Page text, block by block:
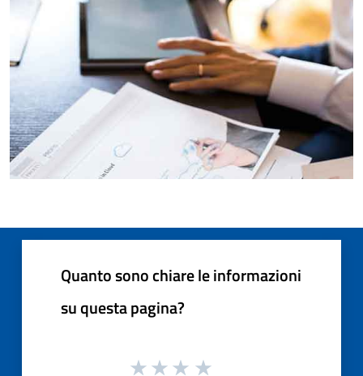
Quanto sono chiare le informazioni
su questa pagina?